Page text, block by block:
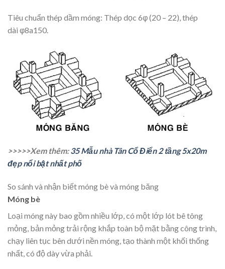
Tiêu chuẩn thép dầm móng: Thép dọc 6φ (20 – 22), thép
dài φ8a150.
>>>>>Xem thêm:35 Mẫu nhà Tân Cổ Điển 2 tầng 5x20m
đẹp nổi bật nhất phố
So sánh và nhận biết móng bè và móng băng
Móng bè
Loại móng này bao gồm nhiều lớp, có một lớp lót bê tông
mỏng, bản mỏng trải rộng khắp toàn bộ mặt bằng công trình,
chạy liên tục bên dưới nền móng, tạo thành một khối thống
nhất, có độ dày vừa phải.